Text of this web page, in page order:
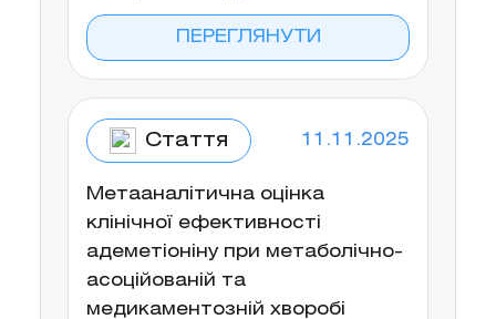
ПЕРЕГЛЯНУТИ
Стаття 11.11.2025
Метааналітична оцінка
клінічної ефективності
адеметіоніну при метаболічно-
асоційованій та
медикаментозній хворобі